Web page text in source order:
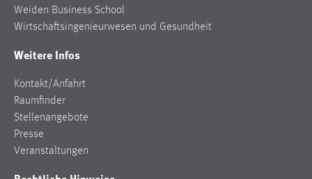
Weiden Business School
Wirtschaftsingenieurwesen und Gesundheit
Weitere Infos
Kontakt/Anfahrt
Raumfinder
Stellenangebote
Presse
Veranstaltungen
STATISTIK
Statistik Cookies erfassen Informationen anonym.
unsere Besucher unsere Website nutzen.
Matomo
Name: